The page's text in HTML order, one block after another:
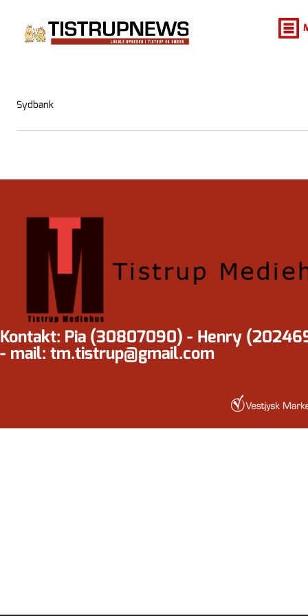
Sydbank
Kontakt: Pia (30807090) - Henry
- mail: tm.tistrup@gmail.com